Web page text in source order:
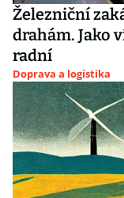
Železniční
drahám. Jako
radní
Doprava a logistika